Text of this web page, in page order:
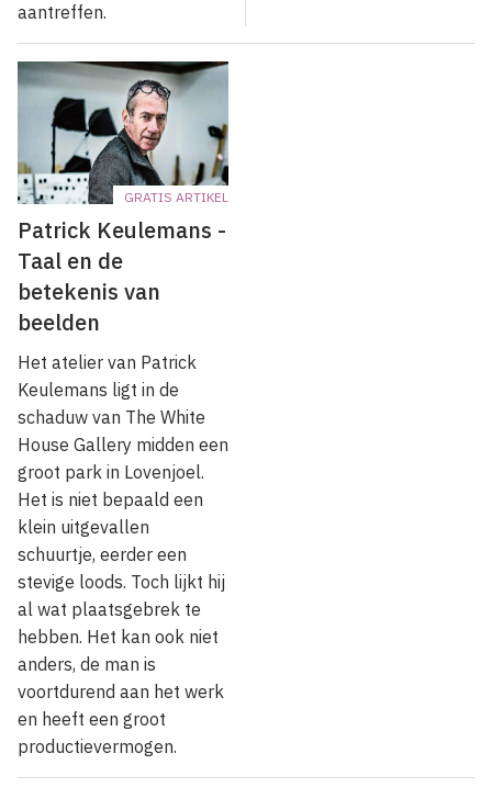
aantreffen.
GRATIS ARTIKEL
Patrick Keulemans -
Taal en de
betekenis van
beelden
Het atelier van Patrick
Keulemans ligt in de
schaduw van The White
House Gallery midden een
groot park in Lovenjoel.
Het is niet bepaald een
klein uitgevallen
schuurtje, eerder een
stevige loods. Toch lijkt hij
al wat plaatsgebrek te
hebben. Het kan ook niet
anders, de man is
voortdurend aan het werk
en heeft een groot
productievermogen.